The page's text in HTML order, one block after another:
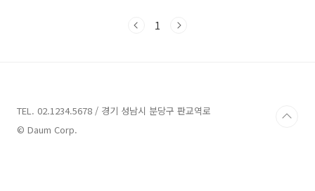
1
TEL. 02.1234.5678 / 경기 성남시 분당구 판교역로
© Daum Corp.